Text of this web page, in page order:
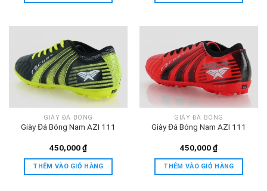
GIÀY ĐÁ BÓNG
Giày Đá Bóng Nam AZI 111
450,000₫
THÊM VÀO GIỎ HÀNG
GIÀY ĐÁ BÓNG
Giày Đá Bóng Nam AZI 111
450,000₫
THÊM VÀO GIỎ HÀNG